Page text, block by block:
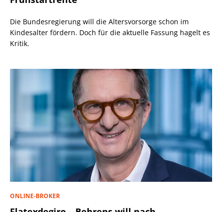
Die Bundesregierung will die Altersvorsorge schon im
Kindesalter fördern. Doch für die aktuelle Fassung hagelt es
Kritik.
ONLINE-BROKER